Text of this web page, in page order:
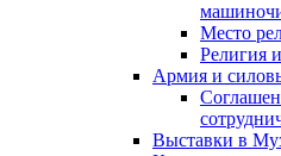
Место
Религия
Армия и
Выставки в